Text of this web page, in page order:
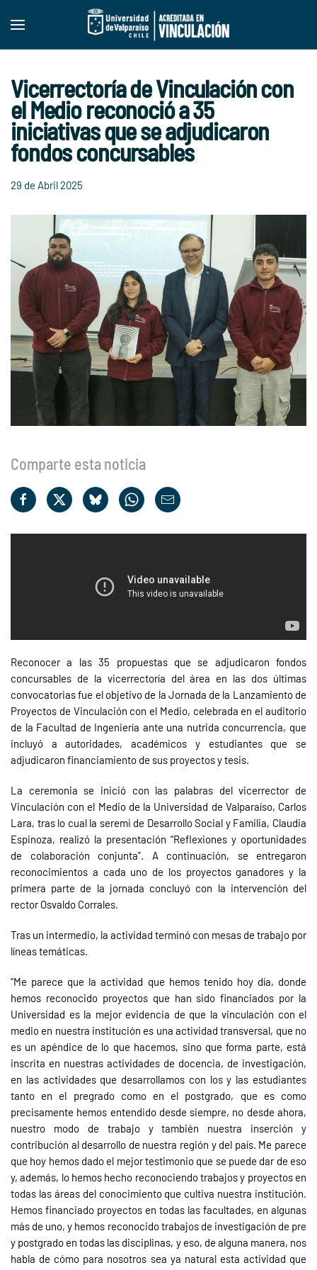
Skip to main content
Vicerrectoría de Vinculación con
el Medio reconoció a 35
iniciativas que se adjudicaron
fondos concursables
29 de Abril 2025
Comparte esta noticia
Reconocer a las 35 propuestas que se adjudicaron fondos
concursables de la vicerrectoría del área en las dos últimas
convocatorias fue el objetivo de la Jornada de la Lanzamiento de
Proyectos de Vinculación con el Medio, celebrada en el auditorio
de la Facultad de Ingeniería ante una nutrida concurrencia, que
incluyó a autoridades, académicos y estudiantes que se
adjudicaron financiamiento de sus proyectos y tesis.
La ceremonia se inició con las palabras del vicerrector de
Vinculación con el Medio de la Universidad de Valparaíso, Carlos
Lara, tras lo cual la seremi de Desarrollo Social y Familia, Claudia
Espinoza, realizó la presentación “Reflexiones y oportunidades
de colaboración conjunta”. A continuación, se entregaron
reconocimientos a cada uno de los proyectos ganadores y la
primera parte de la jornada concluyó con la intervención del
rector Osvaldo Corrales.
Tras un intermedio, la actividad terminó con mesas de trabajo por
líneas temáticas.
“Me parece que la actividad que hemos tenido hoy día, donde
hemos reconocido proyectos que han sido financiados por la
Universidad es la mejor evidencia de que la vinculación con el
medio en nuestra institución es una actividad transversal, que no
es un apéndice de lo que hacemos, sino que forma parte, está
inscrita en nuestras actividades de docencia, de investigación,
en las actividades que desarrollamos con los y las estudiantes
tanto en el pregrado como en el postgrado, que es como
precisamente hemos entendido desde siempre, no desde ahora,
nuestro modo de trabajo y también nuestra inserción y
contribución al desarrollo de nuestra región y del país. Me parece
que hoy hemos dado el mejor testimonio que se puede dar de eso
y, además, lo hemos hecho reconociendo trabajos y proyectos en
todas las áreas del conocimiento que cultiva nuestra institución.
Hemos financiado proyectos en todas las facultades, en algunas
más de uno, y hemos reconocido trabajos de investigación de pre
y postgrado en todas las disciplinas, y eso, de alguna manera, nos
habla de cómo para nosotros sea ya natural esta actividad que